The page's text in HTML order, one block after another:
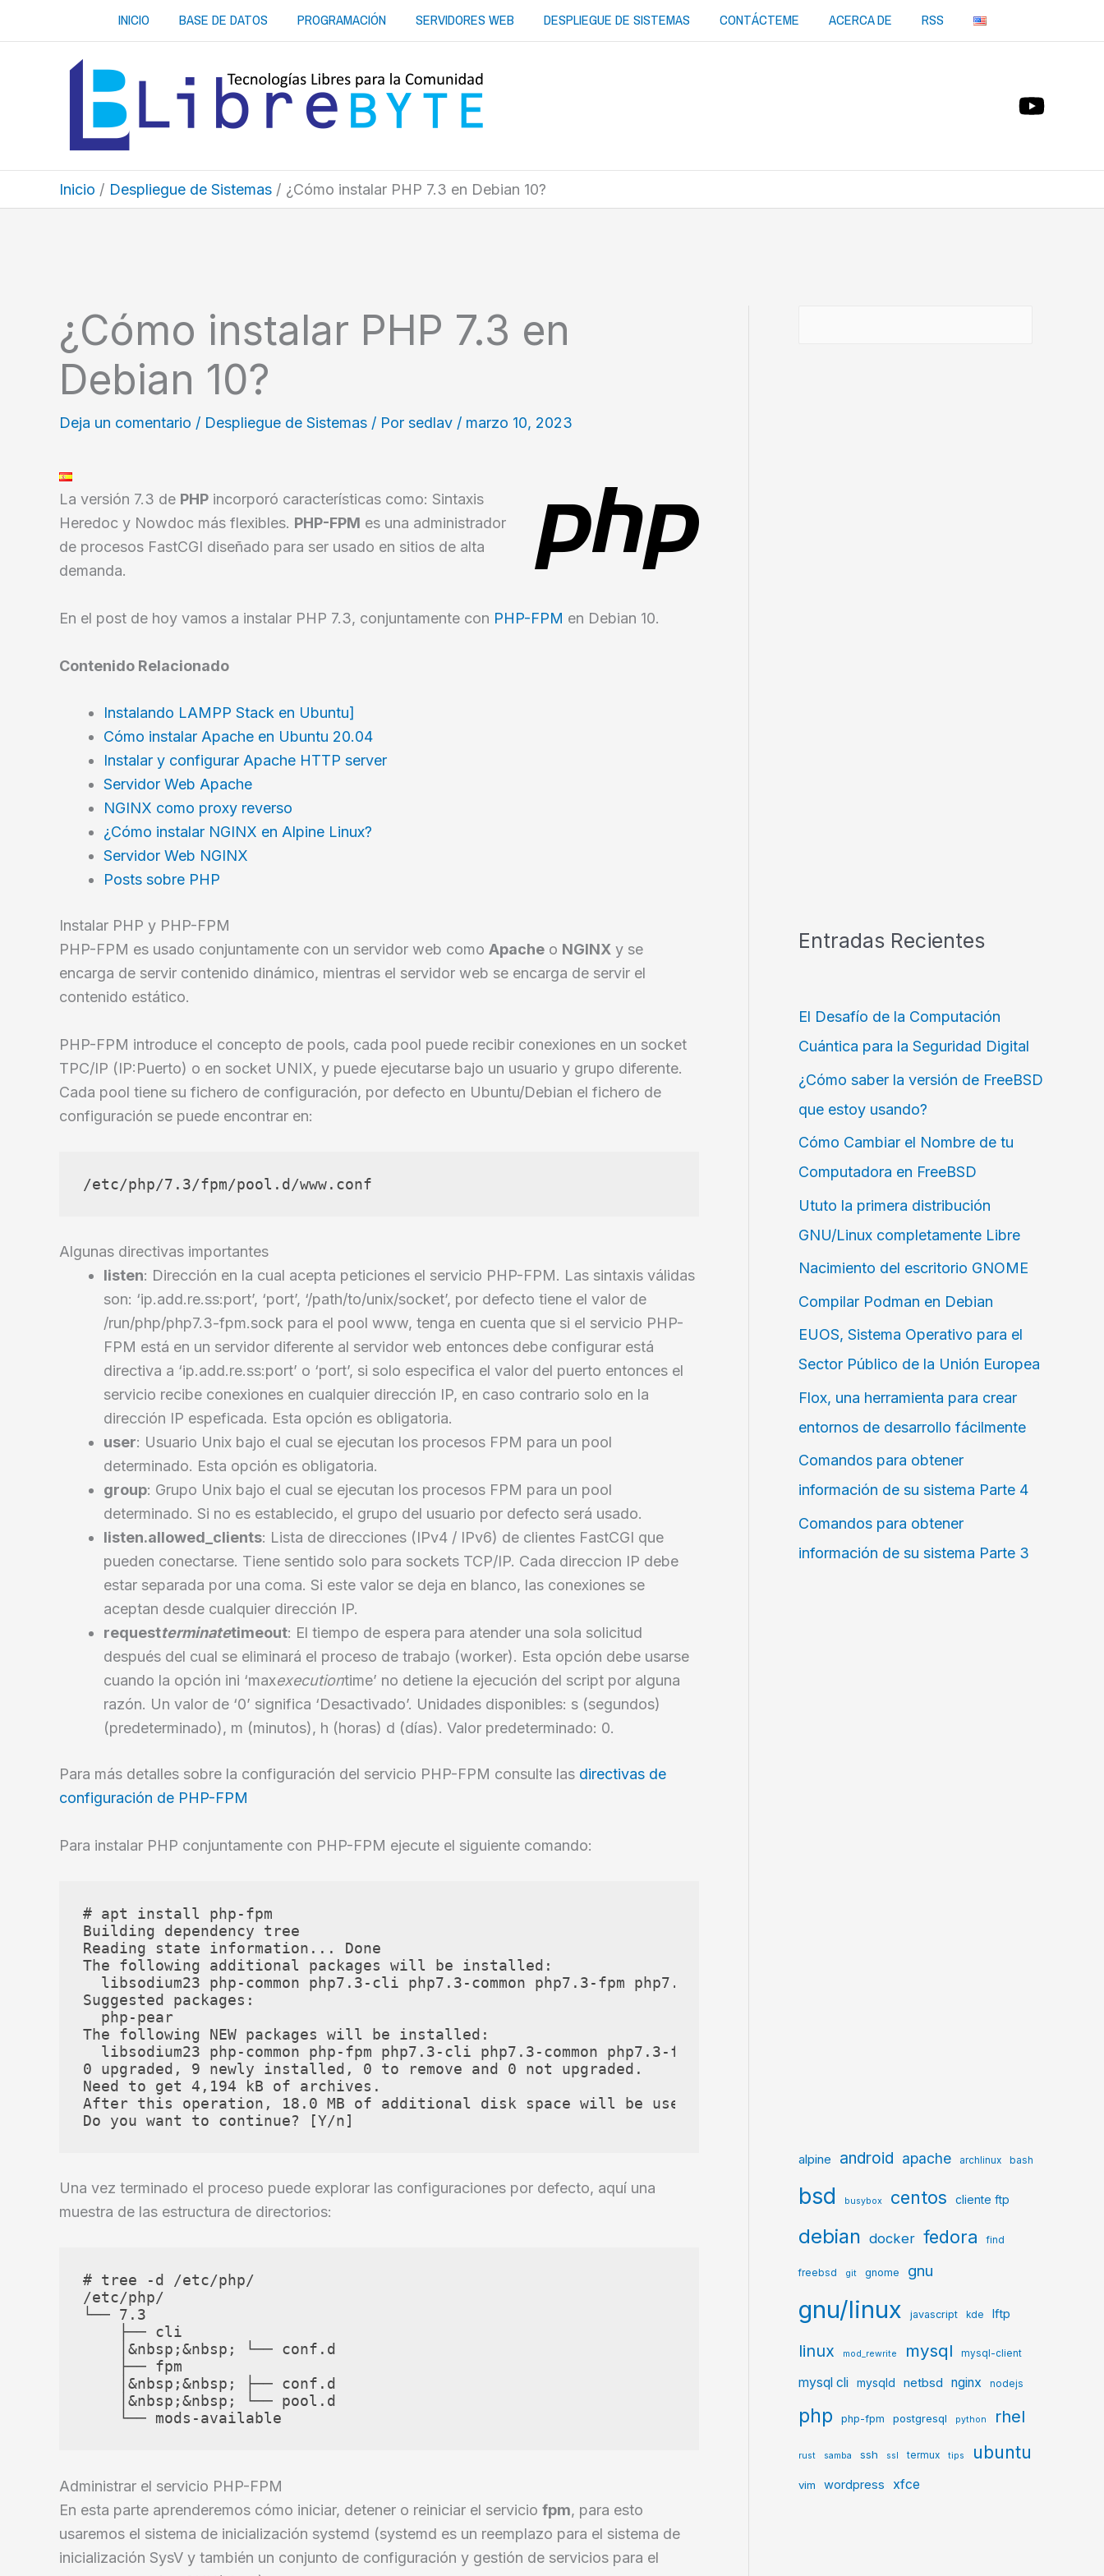
INICIO BASE DE DATOS PROGRAMACIÓN SERVIDORES WEB DESPLIEGUE DE SISTEMAS CONTÁCTEME ACERCA DE RSS
Inicio Despliegue de Sistemas ¿Cómo instalar PHP 7.3 en Debian 10?
¿Cómo instalar PHP 7.3 en
Debian 10?
Deja un comentario / Despliegue de Sistemas / Por sedlav / marzo 10, 2023
La versión 7.3 de PHP incorporó características como: Sintaxis
Heredoc y Nowdoc más flexibles. PHP-FPM es una administrador
de procesos FastCGI diseñado para ser usado en sitios de alta
demanda.
En el post de hoy vamos a instalar PHP 7.3, conjuntamente con PHP-FPM en Debian 10.
Contenido Relacionado
Instalando LAMPP Stack en Ubuntu]
Cómo instalar Apache en Ubuntu 20.04
Instalar y configurar Apache HTTP server
Servidor Web Apache
NGINX como proxy reverso
¿Cómo instalar NGINX en Alpine Linux?
Servidor Web NGINX
Posts sobre PHP
Instalar PHP y PHP-FPM
PHP-FPM es usado conjuntamente con un servidor web como Apache o NGINX y se
encarga de servir contenido dinámico, mientras el servidor web se encarga de servir el
contenido estático.
PHP-FPM introduce el concepto de pools, cada pool puede recibir conexiones en un socket
TPC/IP (IP:Puerto) o en socket UNIX, y puede ejecutarse bajo un usuario y grupo diferente.
Cada pool tiene su fichero de configuración, por defecto en Ubuntu/Debian el fichero de
configuración se puede encontrar en:
Algunas directivas importantes
listen: Dirección en la cual acepta peticiones el servicio PHP-FPM. Las sintaxis válidas
son: ‘ip.add.re.ss:port’, ‘port’, ‘/path/to/unix/socket’, por defecto tiene el valor de
/run/php/php7.3-fpm.sock para el pool www, tenga en cuenta que si el servicio PHP-
FPM está en un servidor diferente al servidor web entonces debe configurar está
directiva a ‘ip.add.re.ss:port’ o ‘port’, si solo especifica el valor del puerto entonces el
servicio recibe conexiones en cualquier dirección IP, en caso contrario solo en la
dirección IP espeficada. Esta opción es obligatoria.
user: Usuario Unix bajo el cual se ejecutan los procesos FPM para un pool
determinado. Esta opción es obligatoria.
group: Grupo Unix bajo el cual se ejecutan los procesos FPM para un pool
determinado. Si no es establecido, el grupo del usuario por defecto será usado.
listen.allowed_clients: Lista de direcciones (IPv4 / IPv6) de clientes FastCGI que
pueden conectarse. Tiene sentido solo para sockets TCP/IP. Cada direccion IP debe
estar separada por una coma. Si este valor se deja en blanco, las conexiones se
aceptan desde cualquier dirección IP.
requestterminatetimeout: El tiempo de espera para atender una sola solicitud
después del cual se eliminará el proceso de trabajo (worker). Esta opción debe usarse
cuando la opción ini ‘maxexecutiontime’ no detiene la ejecución del script por alguna
razón. Un valor de ‘0’ significa ‘Desactivado’. Unidades disponibles: s (segundos)
(predeterminado), m (minutos), h (horas) d (días). Valor predeterminado: 0.
Para más detalles sobre la configuración del servicio PHP-FPM consulte las directivas de
configuración de PHP-FPM
Para instalar PHP conjuntamente con PHP-FPM ejecute el siguiente comando:
# apt install php-fpm
Building dependency tree
Reading state information... Done
The following additional packages will be installed:
  libsodium23 php-common php7.3-cli php7.3-common php7.3-fpm php7.3-json php7.3-opcache php7.3-readline
Suggested packages:
  php-pear
The following NEW packages will be installed:
  libsodium23 php-common php-fpm php7.3-cli php7.3-common php7.3-fpm php7.3-json php7.3-opcache php7.3-readline
0 upgraded, 9 newly installed, 0 to remove and 0 not upgraded.
Need to get 4,194 kB of archives.
After this operation, 18.0 MB of additional disk space will be used.
Una vez terminado el proceso puede explorar las configuraciones por defecto, aquí una
muestra de las estructura de directorios:
# tree -d /etc/php/
/etc/php/
└── 7.3
    ├── cli
    │&nbsp;&nbsp; └── conf.d
    ├── fpm
    │&nbsp;&nbsp; ├── conf.d
    │&nbsp;&nbsp; └── pool.d
Administrar el servicio PHP-FPM
En esta parte aprenderemos cómo iniciar, detener o reiniciar el servicio fpm, para esto
usaremos el sistema de inicialización systemd (systemd es un reemplazo para el sistema de
inicialización SysV y también un conjunto de configuración y gestión de servicios para el
Entradas Recientes
El Desafío de la Computación
Cuántica para la Seguridad Digital
¿Cómo saber la versión de FreeBSD
que estoy usando?
Cómo Cambiar el Nombre de tu
Computadora en FreeBSD
Ututo la primera distribución
GNU/Linux completamente Libre
Nacimiento del escritorio GNOME
Compilar Podman en Debian
EUOS, Sistema Operativo para el
Sector Público de la Unión Europea
Flox, una herramienta para crear
entornos de desarrollo fácilmente
Comandos para obtener
información de su sistema Parte 4
Comandos para obtener
información de su sistema Parte 3
alpine android apache archlinux bash
bsd busybox centos cliente ftp
debian docker fedora find
freebsd git gnome gnu
gnu/linux javascript kde lftp
linux mod_rewrite mysql mysql-client
mysql cli mysqld netbsd nginx nodejs
php php-fpm postgresql python rhel
rust samba ssh ssl termux tips ubuntu
vim wordpress xfce